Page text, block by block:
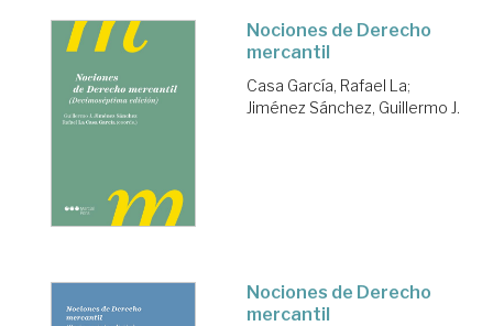
Nociones de Derecho
mercantil
Casa García, Rafael La;
Jiménez Sánchez, Guillermo J.
Nociones de Derecho
mercantil